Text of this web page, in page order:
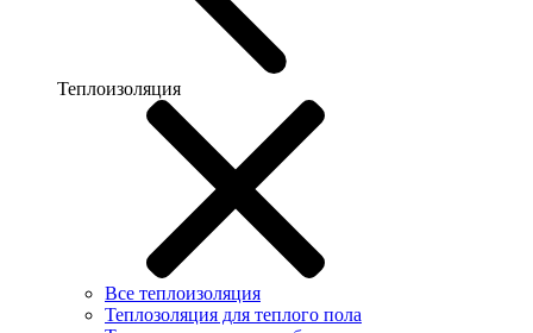
Теплоизоляция
Все теплоизоляция
Теплозоляция для теплого пола